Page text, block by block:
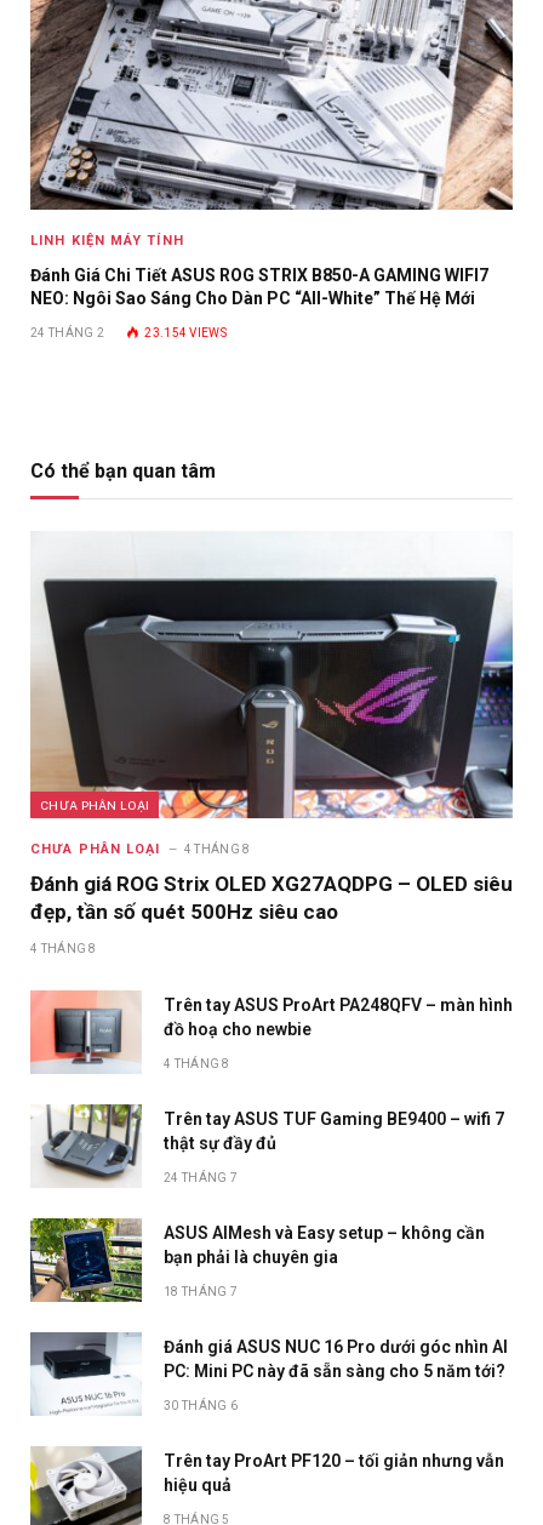
LINH KIỆN MÁY TÍNH
Đánh Giá Chi Tiết ASUS ROG STRIX B850-A GAMING WIFI7
NEO: Ngôi Sao Sáng Cho Dàn PC “All-White” Thế Hệ Mới
24 THÁNG 2 23.154VIEWS
Có thể bạn quan tâm
CHƯA PHÂN LOẠI
CHƯA PHÂN LOẠI 4 THÁNG 8
Đánh giá ROG Strix OLED XG27AQDPG – OLED siêu
đẹp, tần số quét 500Hz siêu cao
4 THÁNG 8
Trên tay ASUS ProArt PA248QFV – màn hình
đồ hoạ cho newbie
4 THÁNG 8
Trên tay ASUS TUF Gaming BE9400 – wifi 7
thật sự đầy đủ
24 THÁNG 7
ASUS AIMesh và Easy setup – không cần
bạn phải là chuyên gia
18 THÁNG 7
Đánh giá ASUS NUC 16 Pro dưới góc nhìn AI
PC: Mini PC này đã sẵn sàng cho 5 năm tới?
30 THÁNG 6
Trên tay ProArt PF120 – tối giản nhưng vẫn
hiệu quả
8 THÁNG 5